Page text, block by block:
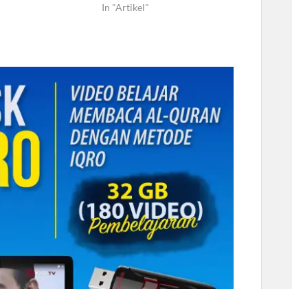
In "Artikel"